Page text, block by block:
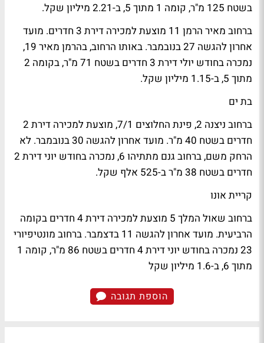
בשטח 125 מ"ר, קומה 1 מתוך 5, ב-2.21 מיליון שקל.
ברחוב מאיר הרמן 11 מוצעת למכירה דירת 3 חדרים. מועד
אחרון להגשה 27 בנובמבר. באותו הרחוב, בהרמן מאיר 19,
נמכרה בחודש יולי דירת 3 חדרים בשטח 71 מ"ר, בקומה 2
מתוך 5, ב-1.15 מיליון שקל.
בת ים
ברחוב ניצנה 2, פינת החלוצים 7/1, מוצעת למכירה דירת 2
חדרים בשטח 40 מ"ר. מועד אחרון להגשה 30 בנובמבר. לא
הרחק משם, ברחוב גנם מתתיהו 6, נמכרה בחודש יוני דירת 2
חדרים בשטח 38 מ"ר ב-525 אלף שקל.
קריית אונו
ברחוב שאול המלך 5 מוצעת למכירה דירת 4 חדרים בקומה
הרביעית. מועד אחרון להגשה 11 בדצמבר. ברחוב מונטיפיורי
23 נמכרה בחודש יוני דירת 4 חדרים בשטח 86 מ"ר, קומה 1
מתוך 6, ב-1.6 מיליון שקל
הוספת תגובה